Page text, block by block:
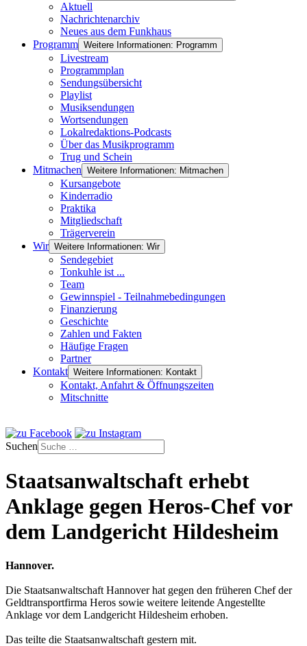
Aktuell
Nachrichtenarchiv
Neues aus dem Funkhaus
Programm Weitere Informationen: Programm
Livestream
Programmplan
Sendungsübersicht
Playlist
Musiksendungen
Wortsendungen
Lokalredaktions-Podcasts
Über das Musikprogramm
Trug und Schein
Mitmachen Weitere Informationen: Mitmachen
Kursangebote
Kinderradio
Praktika
Mitgliedschaft
Trägerverein
Wir Weitere Informationen: Wir
Sendegebiet
Tonkuhle ist ...
Team
Gewinnspiel - Teilnahmebedingungen
Finanzierung
Geschichte
Zahlen und Fakten
Häufige Fragen
Partner
Kontakt Weitere Informationen: Kontakt
Kontakt, Anfahrt & Öffnungszeiten
Mitschnitte
Suchen
Staatsanwaltschaft erhebt
Anklage gegen Heros-Chef vor
dem Landgericht Hildesheim
Hannover.
Die Staatsanwaltschaft Hannover hat gegen den früheren Chef der
Geldtransportfirma Heros sowie weitere leitende Angestellte
Anklage vor dem Landgericht Hildesheim erhoben.
Das teilte die Staatsanwaltschaft gestern mit.